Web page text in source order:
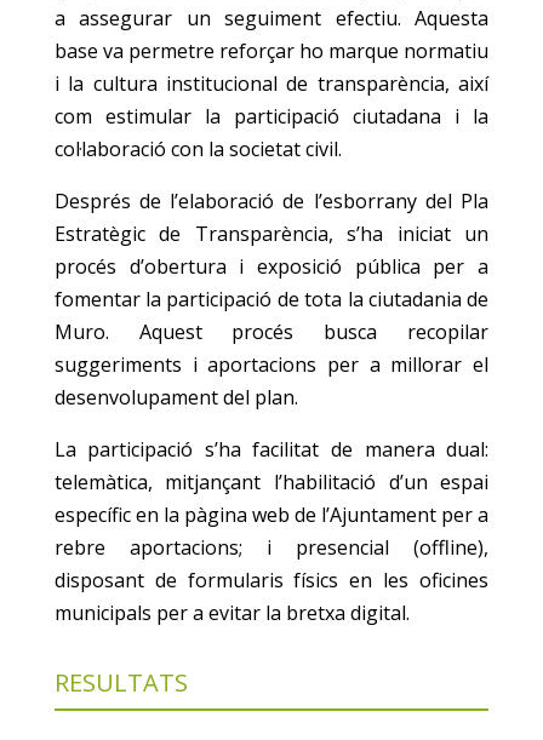
a assegurar un seguiment efectiu. Aquesta
base va permetre reforçar ho marque normatiu
i la cultura institucional de transparència, així
com estimular la participació ciutadana i la
col·laboració con la societat civil.
Després de l’elaboració de l’esborrany del Pla
Estratègic de Transparència, s’ha iniciat un
procés d’obertura i exposició pública per a
fomentar la participació de tota la ciutadania de
Muro. Aquest procés busca recopilar
suggeriments i aportacions per a millorar el
desenvolupament del plan.
La participació s’ha facilitat de manera dual:
telemàtica, mitjançant l’habilitació d’un espai
específic en la pàgina web de l’Ajuntament per a
rebre aportacions; i presencial (offline),
disposant de formularis físics en les oficines
municipals per a evitar la bretxa digital.
RESULTATS